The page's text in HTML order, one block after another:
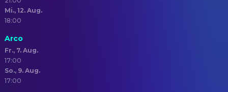
Mi., 12. Aug.
18:00
Arco
Fr., 7. Aug.
17:00
So., 9. Aug.
17:00